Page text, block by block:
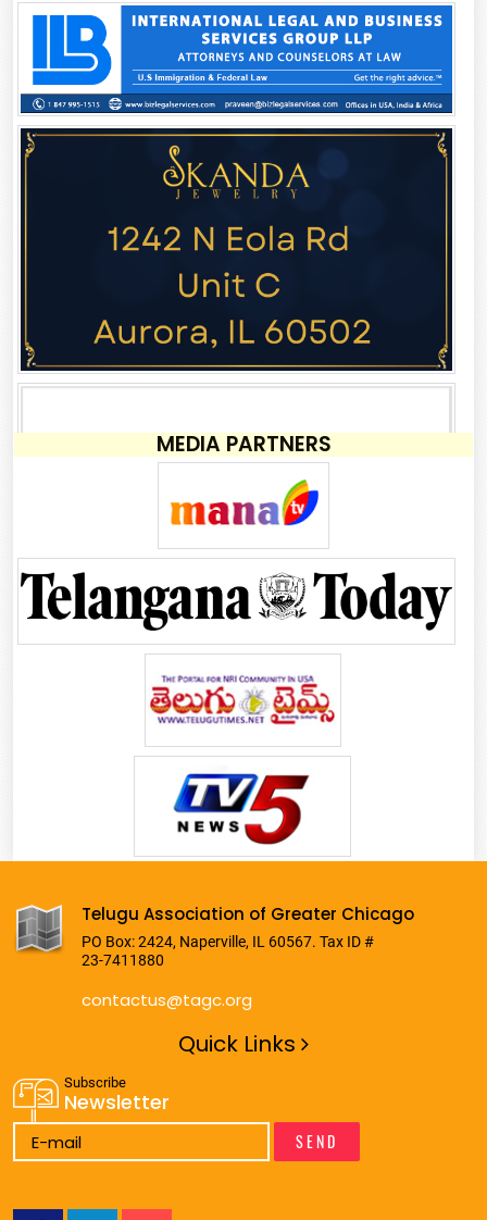
MEDIA PARTNERS
Telugu Association of Greater Chicago
PO Box: 2424, Naperville, IL 60567. Tax ID #
23-7411880
contactus@tagc.org
Quick Links
Subscribe
Newsletter
SEND